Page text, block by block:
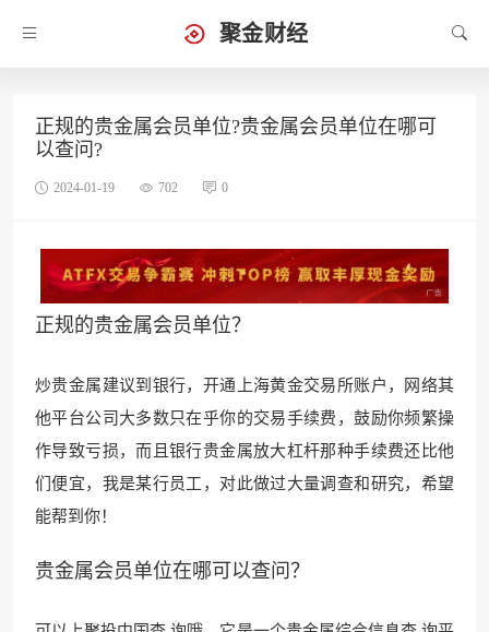
聚金财经
正规的贵金属会员单位?贵金属会员单位在哪可
以查问?
2024-01-19 702 0
正规的贵金属会员单位？
炒贵金属建议到银行，开通上海黄金交易所账户，网络其
他平台公司大多数只在乎你的交易手续费，鼓励你频繁操
作导致亏损，而 且银行贵金属放大杠杆那种手续费还比他
们便宜，我是某行员工，对此做过大量调查和研究，希望
能帮到你！
贵金属会员单位在哪可以查问？